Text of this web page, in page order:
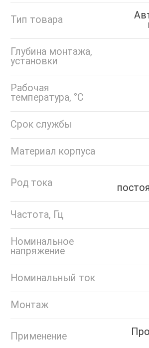
Тип товара
Глубина монтажа,
установки
Рабочая
температура, °C
Срок службы
Материал корпуса
Род тока
Частота, Гц
Номинальное
напряжение
Номинальный ток
Монтаж
Применение